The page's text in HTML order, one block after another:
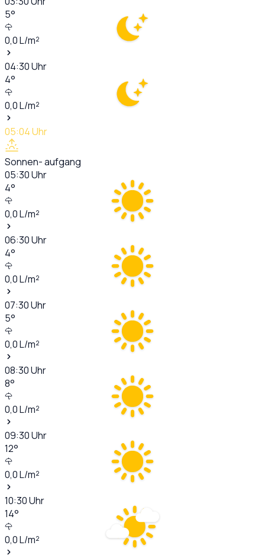
5°
0,0L/m²
04:30Uhr
4°
0,0L/m²
05:04Uhr
Sonnen- aufgang
05:30Uhr
4°
0,0L/m²
06:30Uhr
4°
0,0L/m²
07:30Uhr
5°
0,0L/m²
08:30Uhr
8°
0,0L/m²
09:30Uhr
12°
0,0L/m²
10:30Uhr
14°
0,0L/m²